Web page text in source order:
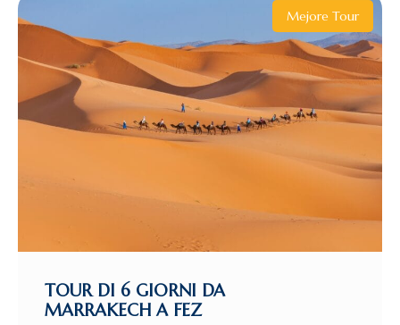
Mejore Tour
TOUR DI 6 GIORNI DA
MARRAKECH A FEZ